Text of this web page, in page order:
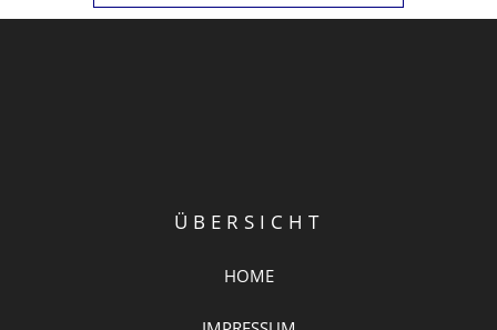
ÜBERSICHT
HOME